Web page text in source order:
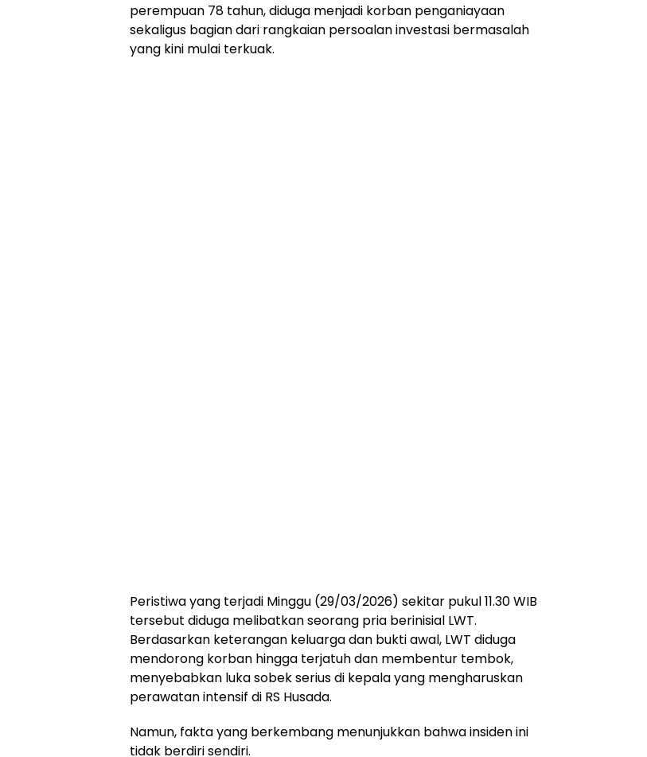
perempuan 78 tahun, diduga menjadi korban penganiayaan
sekaligus bagian dari rangkaian persoalan investasi bermasalah
yang kini mulai terkuak.
Peristiwa yang terjadi Minggu (29/03/2026) sekitar pukul 11.30 WIB
tersebut diduga melibatkan seorang pria berinisial LWT.
Berdasarkan keterangan keluarga dan bukti awal, LWT diduga
mendorong korban hingga terjatuh dan membentur tembok,
menyebabkan luka sobek serius di kepala yang mengharuskan
perawatan intensif di RS Husada.
Namun, fakta yang berkembang menunjukkan bahwa insiden ini
tidak berdiri sendiri.